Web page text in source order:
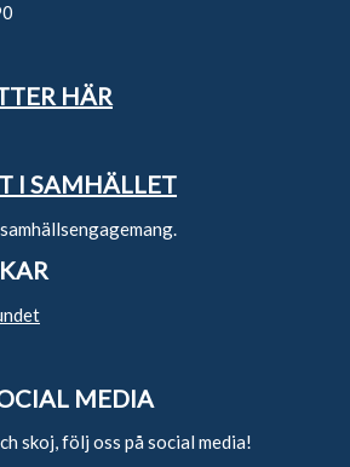
HÄR
I SAMHÄLLET
MEDIA
skoj, följ oss på social media!